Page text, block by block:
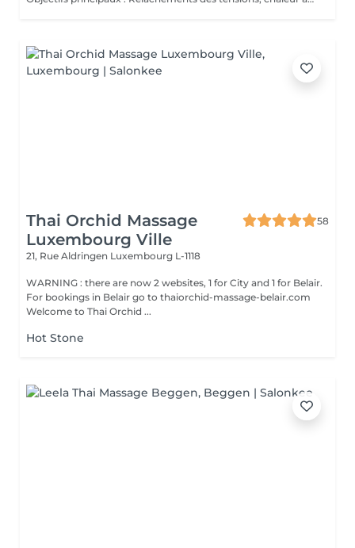
Thai Orchid Massage
Luxembourg Ville
58
21, Rue Aldringen Luxembourg L-1118
WARNING : there are now 2 websites, 1 for City and 1 for Belair.
For bookings in Belair go to thaiorchid-massage-belair.com
Welcome to Thai Orchid ...
Hot Stone